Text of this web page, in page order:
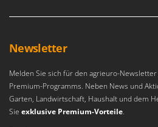
Newsletter
Melden Sie sich für den agrieuro-
Premium-Programms. Neben News und
Garten, Landwirtschaft, Haushalt und dem
Sie exklusive Premium-Vorteile.